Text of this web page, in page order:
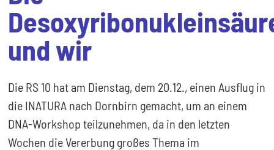
und wir
Die RS 10 hat am Dienstag, dem 20.12., einen Ausflug in
die INATURA nach Dornbirn gemacht, um an einem
DNA-Workshop teilzunehmen, da in den letzten
Wochen die Vererbung großes Thema im